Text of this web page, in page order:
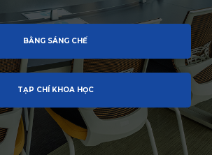
BẰNG SÁNG CHẾ
TẠP CHÍ KHOA HỌC